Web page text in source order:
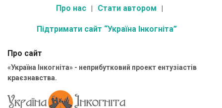
Про нас Стати автором
Підтримати сайт “Україна Інкогніта”
Про сайт
«Україна Інкогніта» - неприбутковий проект ентузіастів
краєзнавства.